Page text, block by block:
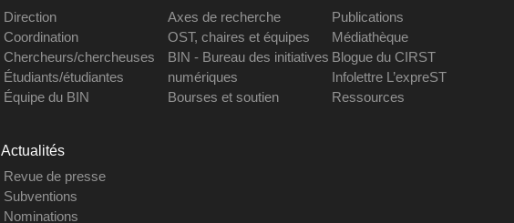
Direction
Coordination
Chercheurs/chercheuses
Étudiants/étudiantes
Équipe du BIN
Axes de recherche
OST, chaires et équipes
BIN - Bureau des initiatives
numériques
Bourses et soutien
Publications
Médiathèque
Blogue du CIRST
Infolettre L’expreST
Ressources
Actualités
Revue de presse
Subventions
Nominations